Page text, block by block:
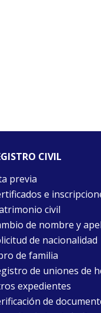
CIVIL
previa
e
civil
de nombre y
de nacionalidad
de familia
de uniones de
expedientes
de